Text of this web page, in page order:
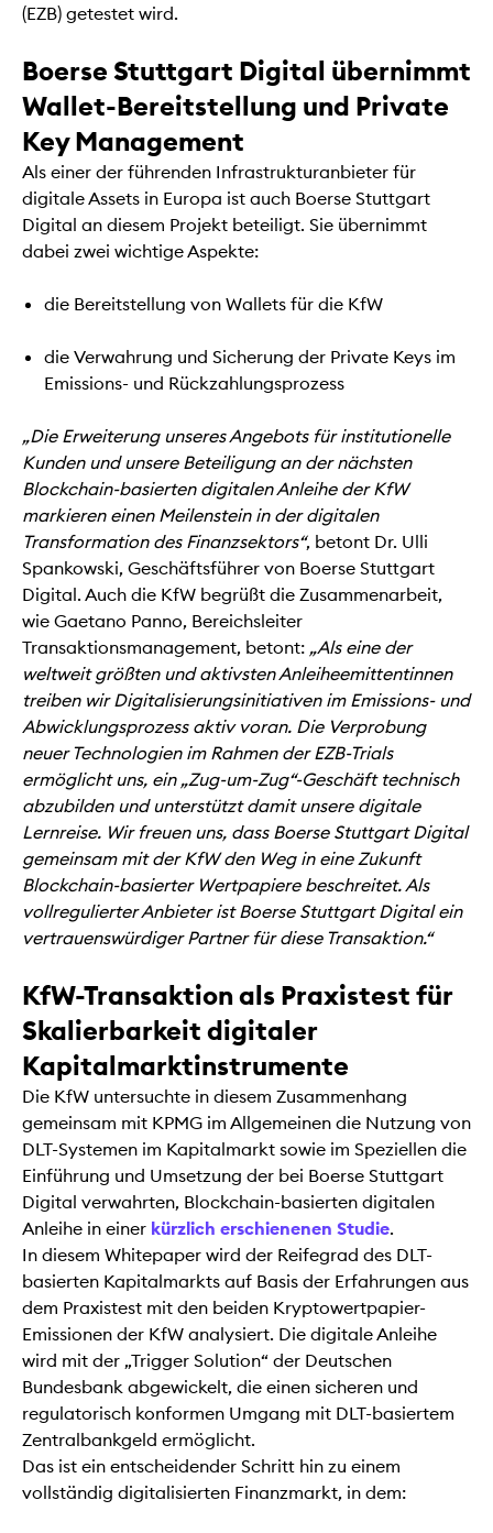
(EZB) getestet wird.
Boerse Stuttgart Digital übernimmt
Wallet-Bereitstellung und Private
Key Management
Als einer der führenden Infrastrukturanbieter für
digitale Assets in Europa ist auch Boerse Stuttgart
Digital an diesem Projekt beteiligt. Sie übernimmt
dabei zwei wichtige Aspekte:
die Bereitstellung von Wallets für die KfW
die Verwahrung und Sicherung der Private Keys im
Emissions- und Rückzahlungsprozess
„Die Erweiterung unseres Angebots für institutionelle
Kunden und unsere Beteiligung an der nächsten
Blockchain-basierten digitalen Anleihe der KfW
markieren einen Meilenstein in der digitalen
Transformation des Finanzsektors“, betont Dr. Ulli
Spankowski, Geschäftsführer von Boerse Stuttgart
Digital. Auch die KfW begrüßt die Zusammenarbeit,
wie Gaetano Panno, Bereichsleiter
Transaktionsmanagement, betont: „Als eine der
weltweit größten und aktivsten Anleiheemittentinnen
treiben wir Digitalisierungsinitiativen im Emissions- und
Abwicklungsprozess aktiv voran. Die Verprobung
neuer Technologien im Rahmen der EZB-Trials
ermöglicht uns, ein „Zug-um-Zug“-Geschäft technisch
abzubilden und unterstützt damit unsere digitale
Lernreise. Wir freuen uns, dass Boerse Stuttgart Digital
gemeinsam mit der KfW den Weg in eine Zukunft
Blockchain-basierter Wertpapiere beschreitet. Als
vollregulierter Anbieter ist Boerse Stuttgart Digital ein
vertrauenswürdiger Partner für diese Transaktion.“
KfW-Transaktion als Praxistest für
Skalierbarkeit digitaler
Kapitalmarktinstrumente
Die KfW untersuchte in diesem Zusammenhang
gemeinsam mit KPMG im Allgemeinen die Nutzung von
DLT-Systemen im Kapitalmarkt sowie im Speziellen die
Einführung und Umsetzung der bei Boerse Stuttgart
Digital verwahrten, Blockchain-basierten digitalen
Anleihe in einer kürzlich erschienenen Studie.
In diesem Whitepaper wird der Reifegrad des DLT-
basierten Kapitalmarkts auf Basis der Erfahrungen aus
dem Praxistest mit den beiden Kryptowertpapier-
Emissionen der KfW analysiert. Die digitale Anleihe
wird mit der „Trigger Solution“ der Deutschen
Bundesbank abgewickelt, die einen sicheren und
regulatorisch konformen Umgang mit DLT-basiertem
Zentralbankgeld ermöglicht.
Das ist ein entscheidender Schritt hin zu einem
vollständig digitalisierten Finanzmarkt, in dem: